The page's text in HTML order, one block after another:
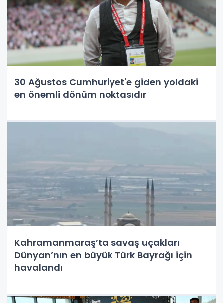
30 Ağustos Cumhuriyet'e giden yoldaki
en önemli dönüm noktasıdır
Kahramanmaraş’ta savaş uçakları
Dünyan’nın en büyük Türk Bayrağı için
havalandı